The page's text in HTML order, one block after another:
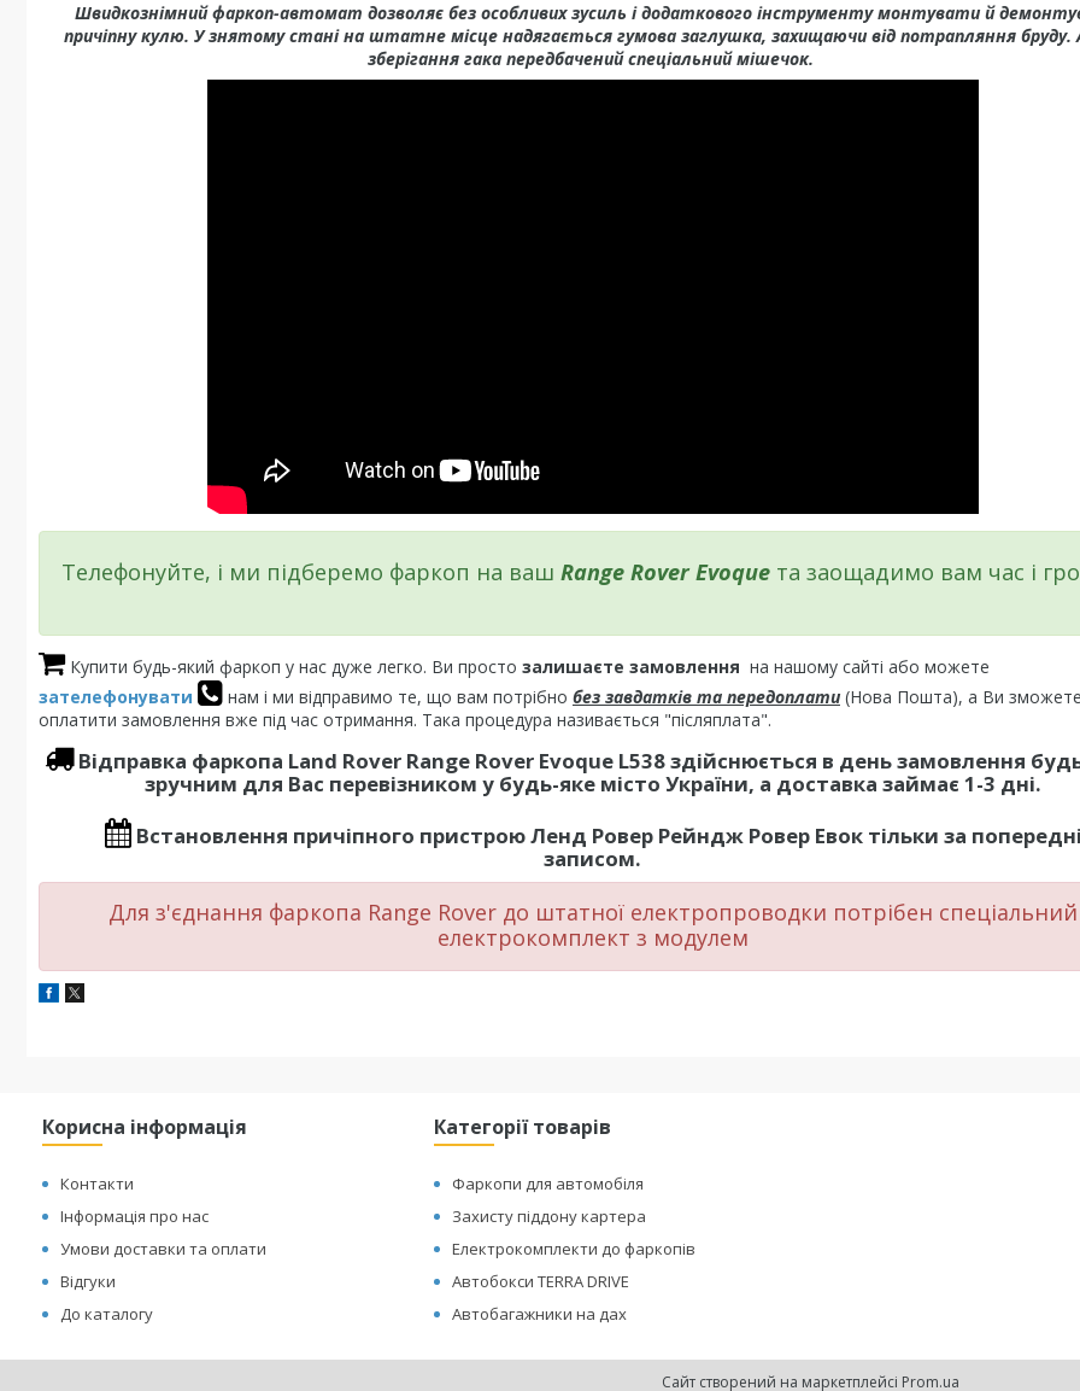
Швидкознімний фаркоп-автомат дозволяє без особливих зусиль і додаткового інструменту монтувати й
причіпну кулю. У знятому стані на штатне місце надягається гумова заглушка, захищаючи від потрапляння бруду.
зберігання гака передбачений спеціальний мішечок.
Телефонуйте, і ми підберемо фаркоп на ваш Range Rover Evoque та заощадимо вам час і
Купити будь-який фаркоп у нас дуже легко. Ви просто залишаєте замовлення на нашому сайті або можете
зателефонувати
нам і ми відправимо те, що вам потрібно без завдатків та передоплати (Нова Пошта), а Ви зможете
оплатити замовлення вже під час отримання. Така процедура називається "післяплата".
Відправка фаркопа Land Rover Range Rover Evoque L538здійснюється в день замовлення
зручним для Вас перевізником у будь-яке місто України, а доставка займає 1-3 дні.
Встановлення причіпного пристроюЛенд Ровер Рейндж Ровер Евок тільки за
записом.
Для з'єднання фаркопа Range Roverдо штатної електропроводки потрібен спеціальний
електрокомплект з модулем
Корисна інформація
Контакти
Інформація про нас
Умови доставки та оплати
Відгуки
До каталогу
Категорії товарів
Фаркопи для автомобіля
Захисту піддону картера
Електрокомплекти до фаркопів
Автобокси TERRA DRIVE
Автобагажники на дах
Сайт створений на маркетплейсі Prom.ua